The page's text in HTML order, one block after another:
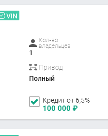
VIN
Кол-во
владельцев
1
Привод
Полный
Кредит от 6,5%
100 000 ₽